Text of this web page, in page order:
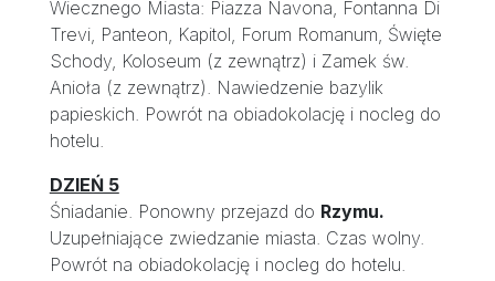
Wiecznego Miasta: Piazza Navona, Fontanna Di
Trevi, Panteon, Kapitol, Forum Romanum, Święte
Schody, Koloseum (z zewnątrz) i Zamek św.
Anioła (z zewnątrz). Nawiedzenie bazylik
papieskich. Powrót na obiadokolację i nocleg do
hotelu.
DZIEŃ 5
Śniadanie. Ponowny przejazd do Rzymu.
Uzupełniające zwiedzanie miasta. Czas wolny.
Powrót na obiadokolację i nocleg do hotelu.